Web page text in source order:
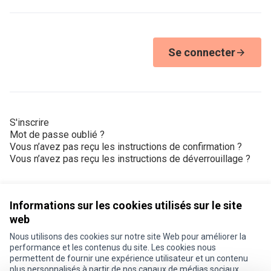
Informations sur les cookies utilisés sur le site
web
Nous utilisons des cookies sur notre site Web pour améliorer la
performance et les contenus du site. Les cookies nous
permettent de fournir une expérience utilisateur et un contenu
Se connecter
S'inscrire
Mot de passe oublié ?
Vous n’avez pas reçu les instructions de confirmation ?
Vous n’avez pas reçu les instructions de déverrouillage ?
Conditions d'utilisation
Paramètres des cookies
Je participe ! sur X
Je participe ! sur Facebook
Je participe ! sur Instagram